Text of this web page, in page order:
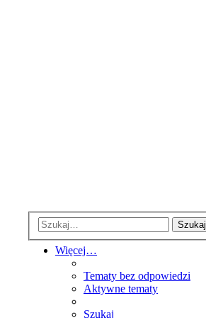
Szukaj
Więcej…
Tematy bez odpowiedzi
Aktywne tematy
Szukaj